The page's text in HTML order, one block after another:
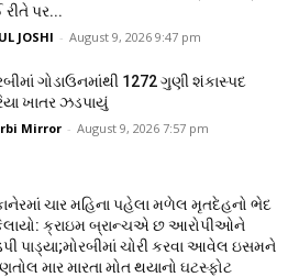
પર...
JOSHI - August 9, 2026 9:47 pm
ગોડાઉનમાંથી 1272 ગુણી શંકાસ્પદ
ખાતર ઝડપાયું
Mirror - August 9, 2026 7:57 pm
ચાર મહિના પહેલા મળેલ મૃતદેહનો ભેદ
ક્રાઇમ બ્રાન્ચએ છ આરોપીઓને
પાડ્યા;મોરબીમાં ચોરી કરવા આવેલ ઇસમને
માર મારતા મોત થયાનો ઘટસ્ફોટ